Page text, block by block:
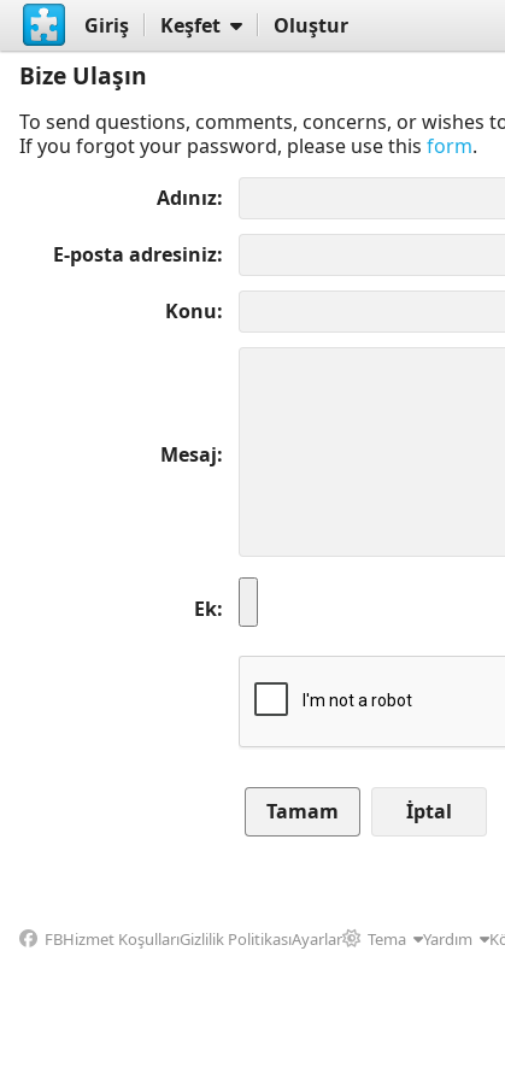
Giriş Keşfet Oluştur
Bize Ulaşın
To send questions, comments, concerns, or
If you forgot your password, please use this form.
Adınız
E-posta adresiniz
Konu
Mesaj
Ek
İptal
FBHizmet KoşullarıGizlilik PolitikasıAyarlar Tema Yardım